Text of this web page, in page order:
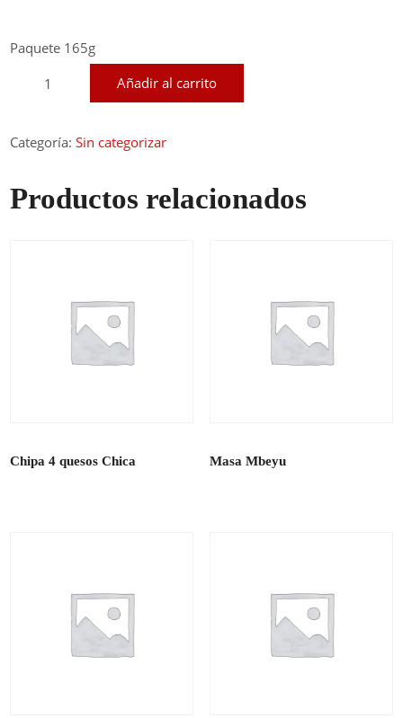
Paquete 165g
cantidad
Añadir al carrito
Categoría:Sin categorizar
Productos relacionados
Chipa 4 quesos Chica Masa Mbeyu